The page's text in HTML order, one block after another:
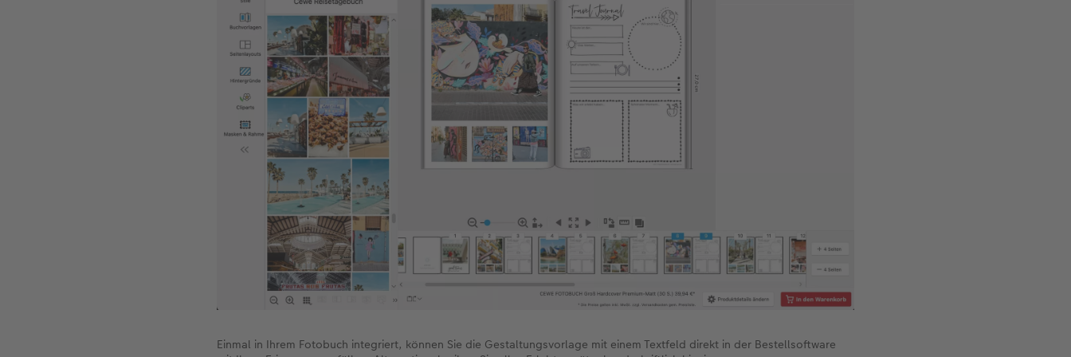
Einmal in Ihrem Fotobuch integriert, können Sie die Gestaltungsvorlage mit einem Textfeld direkt in der Bestellsoftware